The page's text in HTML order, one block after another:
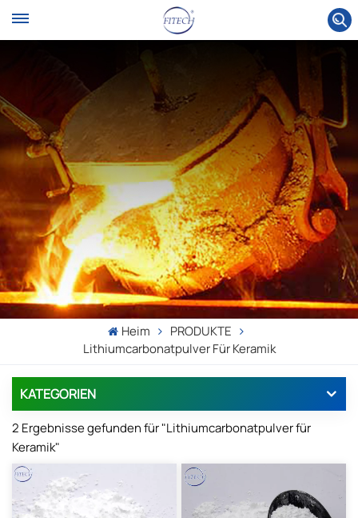
Heim
PRODUKTE
Lithiumcarbonatpulver Für Keramik
KATEGORIEN
2 Ergebnisse gefunden für "Lithiumcarbonatpulver für
Keramik"